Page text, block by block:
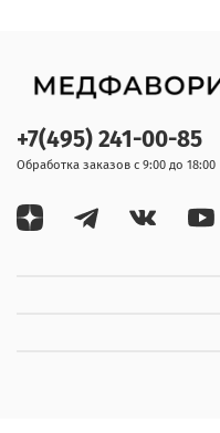
+7(495) 241-00-85
Обработка заказов с 9:00 до 18:00